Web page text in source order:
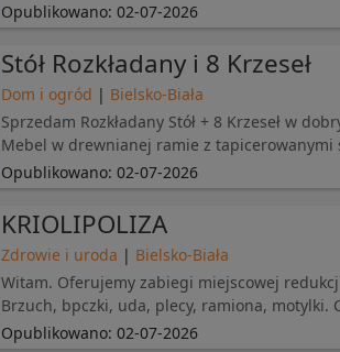
Opublikowano:02-07-2026
Stół Rozkładany i 8 Krzeseł
Dom i ogród | Bielsko-Biała
Sprzedam Rozkładany Stół + 8 Krzeseł w
Mebel w drewnianej ramie z tapicerowanymi
Opublikowano:02-07-2026
KRIOLIPOLIZA
Zdrowie i uroda | Bielsko-Biała
Witam. Oferujemy zabiegi miejscowej
Brzuch, bpczki, uda, plecy, ramiona, motylki.
Opublikowano:02-07-2026